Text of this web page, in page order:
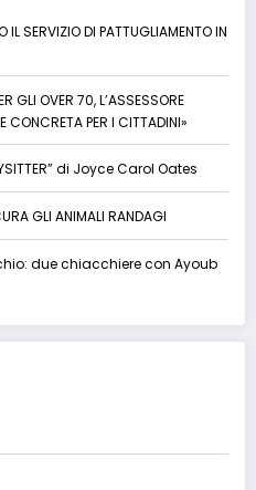
IL SERVIZIO DI PATTUGLIAMENTO IN
GLI OVER 70, L’ASSESSORE
CONCRETA PER I CITTADINI»
di Joyce Carol Oates
GLI ANIMALI RANDAGI
due chiacchiere con Ayoub